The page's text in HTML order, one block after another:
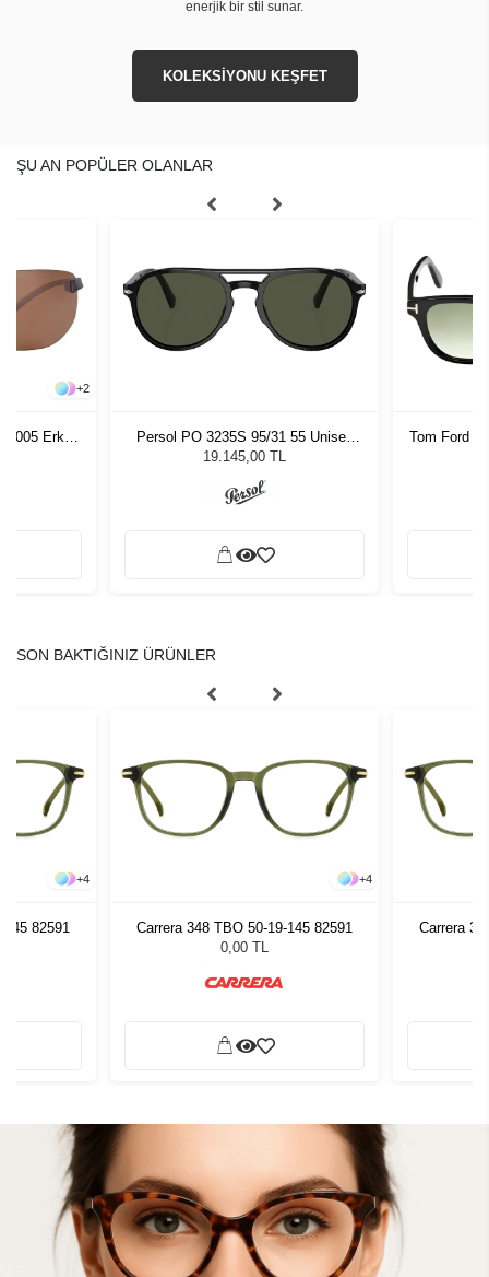
enerjik bir stil sunar.
KOLEKSİYONU KEŞFET
ŞU AN POPÜLER OLANLAR
+2
Erkek
Persol PO 3235S 95/31 55 Unisex
Güneş Gözlüğü
19.145,00 TL
Tom Ford
SON BAKTIĞINIZ ÜRÜNLER
+4
82591
+4
Carrera 348 TBO 50-19-145 82591
0,00 TL
Carrera